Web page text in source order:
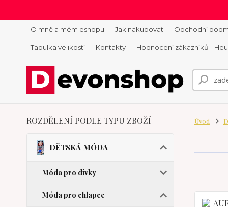
O mně a mém eshopu Jak nakupovat Obchodní
Tabulka velikostí Kontakty Hodnocení zákazníků -
ROZDĚLENÍ PODLE TYPU ZBOŽÍ
DĚTSKÁ MÓDA
Móda pro dívky
Móda pro chlapce
Úvod